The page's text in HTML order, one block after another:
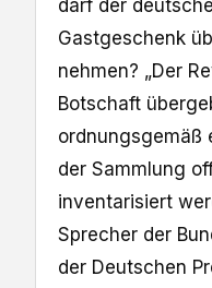
darf der
Gastgeschenk
nehmen? „Der
Botschaft
ordnungsgemäß
der Sammlung
inventarisiert
Sprecher der
der Deutschen